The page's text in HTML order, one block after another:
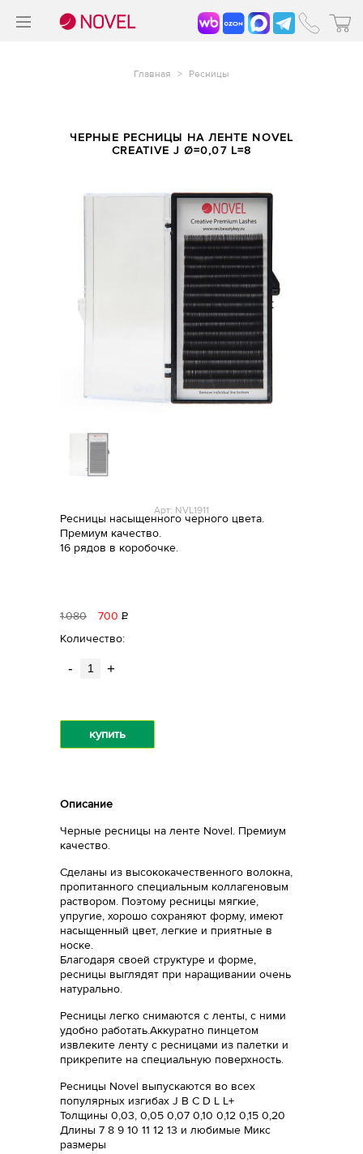
Главная > Ресницы
ЧЕРНЫЕ РЕСНИЦЫ НА ЛЕНТЕ NOVEL
CREATIVE J Ø=0,07 L=8
Арт: NVL1911
Ресницы насыщенного черного цвета.
Премиум качество.
16 рядов в коробочке.
1080 700 Р
Количество:
- +
купить
Описание
Черные ресницы на ленте Novel. Премиум
качество.
Сделаны из высококачественного волокна,
пропитанного специальным коллагеновым
раствором. Поэтому ресницы мягкие,
упругие, хорошо сохраняют форму, имеют
насыщенный цвет, легкие и приятные в
носке.
Благодаря своей структуре и форме,
ресницы выглядят при наращивании очень
натурально.
Ресницы легко снимаются с ленты, с ними
удобно работать.Аккуратно пинцетом
извлеките ленту с ресницами из палетки и
прикрепите на специальную поверхность.
Ресницы Novel выпускаются во всех
популярных изгибах J B C D L L+
Толщины 0,03, 0,05 0,07 0,10 0,12 0,15 0,20
Длины 7 8 9 10 11 12 13 и любимые Микс
размеры